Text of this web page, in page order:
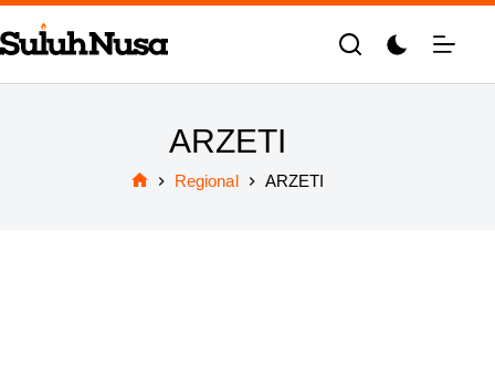
Skip
to
content
ARZETI
Regional ARZETI